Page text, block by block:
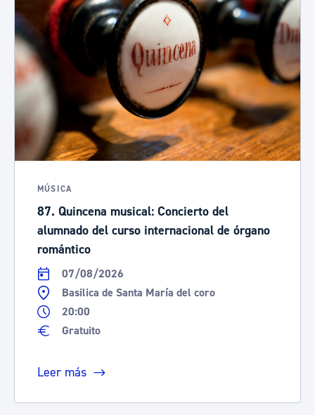
MÚSICA
87. Quincena musical: Concierto del
alumnado del curso internacional de órgano
romántico
07/08/2026
Basilica de Santa María del coro
20:00
Gratuito
Leer más